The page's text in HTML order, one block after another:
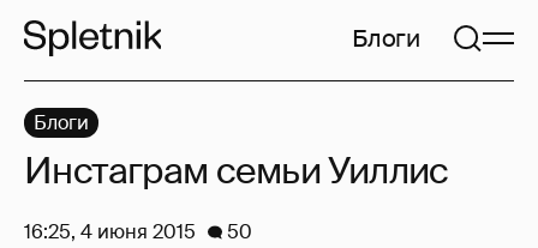
Блоги
Блоги
Инстаграм семьи Уиллис
16:25, 4 июня 2015
50